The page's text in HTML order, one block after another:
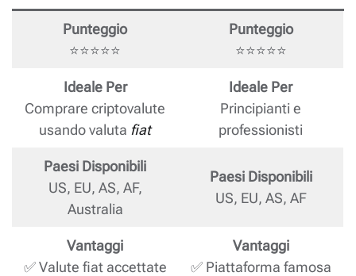
Punteggio
⭐⭐⭐⭐⭐
Punteggio
⭐⭐⭐⭐⭐
Ideale Per
Comprare criptovalute
usando valuta fiat
Ideale Per
Principianti e
professionisti
Paesi Disponibili
US, EU, AS, AF,
Australia
Paesi Disponibili
US, EU, AS, AF
Vantaggi
✅ Valute fiat accettate
Vantaggi
✅ Piattaforma famosa